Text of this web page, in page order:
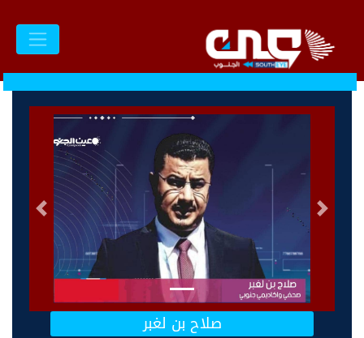
التالى السابق
صلاح بن لغبر